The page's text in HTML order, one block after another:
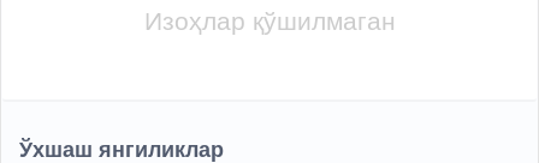
Изоҳлар қўшилмаган
Ўхшаш янгиликлар